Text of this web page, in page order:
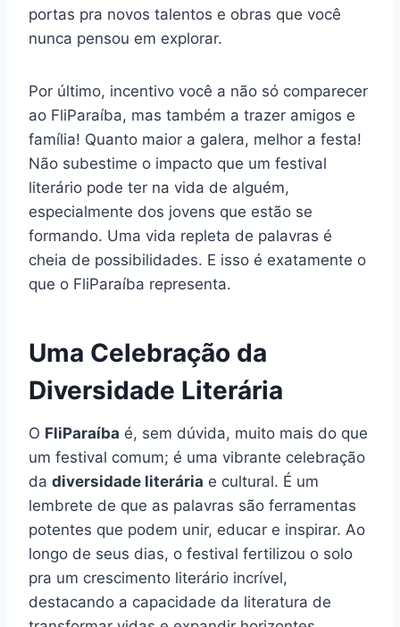
portas pra novos talentos e obras que você
nunca pensou em explorar.
Por último, incentivo você a não só comparecer
ao FliParaíba, mas também a trazer amigos e
família! Quanto maior a galera, melhor a festa!
Não subestime o impacto que um festival
literário pode ter na vida de alguém,
especialmente dos jovens que estão se
formando. Uma vida repleta de palavras é
cheia de possibilidades. E isso é exatamente o
que o FliParaíba representa.
Uma Celebração da
Diversidade Literária
O FliParaíba é, sem dúvida, muito mais do que
um festival comum; é uma vibrante celebração
da diversidade literária e cultural. É um
lembrete de que as palavras são ferramentas
potentes que podem unir, educar e inspirar. Ao
longo de seus dias, o festival fertilizou o solo
pra um crescimento literário incrível,
destacando a capacidade da literatura de